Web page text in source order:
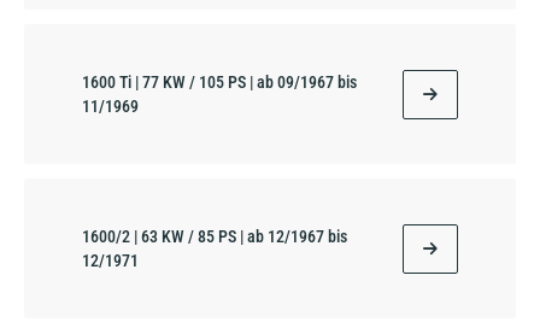
1600 Ti | 77 KW / 105 PS | ab 09/1967 bis
11/1969
1600/2 | 63 KW / 85 PS | ab 12/1967 bis
12/1971